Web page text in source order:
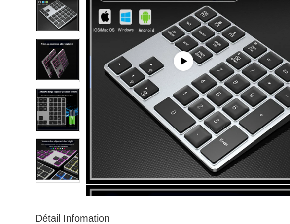
Détail Infomation